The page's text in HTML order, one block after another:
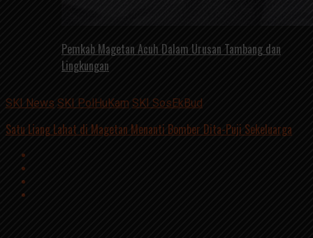
Pemkab Magetan Acuh Dalam Urusan Tambang dan
Lingkungan
SKI News SKI PolHuKam SKI SosEkBud
Satu Liang Lahat di Magetan Menanti Bomber Dita-Puji Sekeluarga